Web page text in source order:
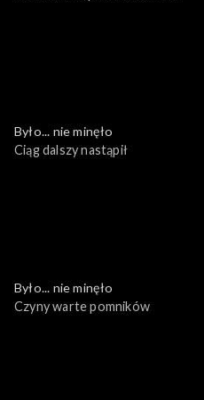
Było... nie minęło
Ciąg dalszy nastąpił
Było... nie minęło
Czyny warte pomników